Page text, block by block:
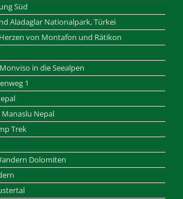
Süd
Aladaglar Nationalpark, Türkei
von Montafon und Rätikon
in die Seealpen
1
Manaslu Nepal
Trek
Dolomiten